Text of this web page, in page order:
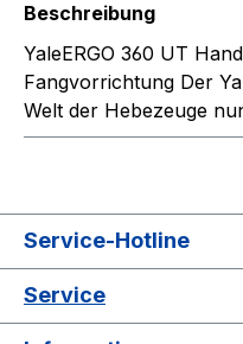
Beschreibung
YaleERGO 360 UT
Fangvorrichtung Der
Welt der Hebezeuge
Service-Hotline
Service